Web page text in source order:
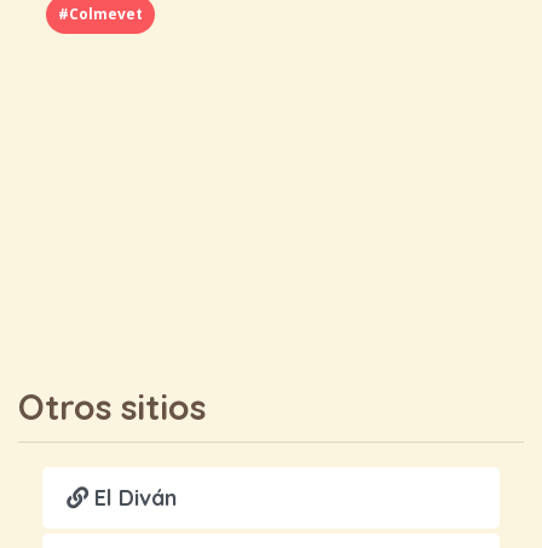
#Colmevet
Otros sitios
El Diván